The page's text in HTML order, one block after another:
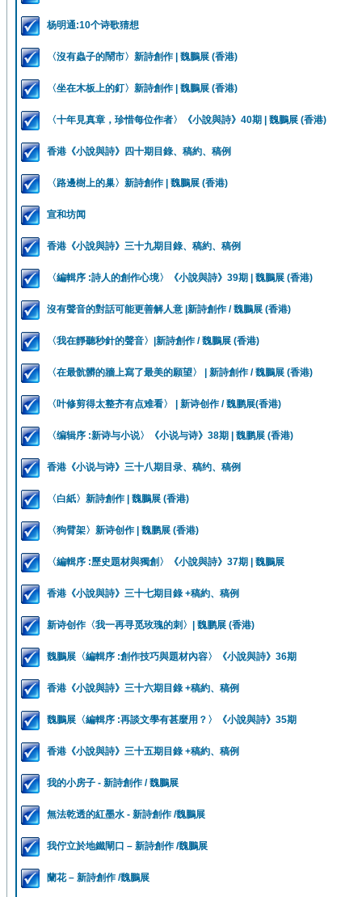
杨明通:10个诗歌猜想
〈沒有蟲子的鬧市〉新詩創作 | 魏鵬展 (香港)
〈坐在木板上的釘〉新詩創作 | 魏鵬展 (香港)
〈十年見真章，珍惜每位作者〉《小說與詩》40期 | 魏鵬展 (香港)
香港《小說與詩》四十期目錄、稿約、稿例
〈路邊樹上的巢〉新詩創作 | 魏鵬展 (香港)
宣和坊闻
香港《小說與詩》三十九期目錄、稿約、稿例
〈編輯序 :詩人的創作心境〉《小說與詩》39期 | 魏鵬展 (香港)
沒有聲音的對話可能更善解人意 |新詩創作 / 魏鵬展 (香港)
〈我在靜聽秒針的聲音〉|新詩創作 / 魏鵬展 (香港)
〈在最骯髒的牆上寫了最美的願望〉 | 新詩創作 / 魏鵬展 (香港)
〈叶修剪得太整齐有点难看〉 | 新诗创作 / 魏鹏展(香港)
〈编辑序 :新诗与小说〉《小说与诗》38期 | 魏鹏展 (香港)
香港《小说与诗》三十八期目录、稿约、稿例
〈白紙〉新詩創作 | 魏鵬展 (香港)
〈狗臂架〉新诗创作 | 魏鹏展 (香港)
〈編輯序 :歷史題材與獨創〉《小說與詩》37期 | 魏鵬展
香港《小說與詩》三十七期目錄 +稿約、稿例
新诗创作〈我一再寻觅玫瑰的刺〉| 魏鹏展 (香港)
魏鵬展〈編輯序 :創作技巧與題材內容〉《小說與詩》36期
香港《小說與詩》三十六期目錄 +稿約、稿例
魏鵬展〈編輯序 :再談文學有甚麼用？〉《小說與詩》35期
香港《小說與詩》三十五期目錄 +稿約、稿例
我的小房子 - 新詩創作 / 魏鵬展
無法乾透的紅墨水 - 新詩創作 /魏鵬展
我佇立於地鐵閘口 – 新詩創作 /魏鵬展
蘭花 – 新詩創作 /魏鵬展